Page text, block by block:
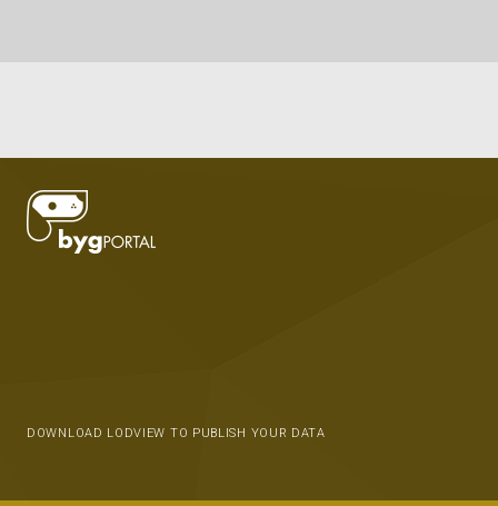
DOWNLOAD LODVIEW TO PUBLISH YOUR DATA